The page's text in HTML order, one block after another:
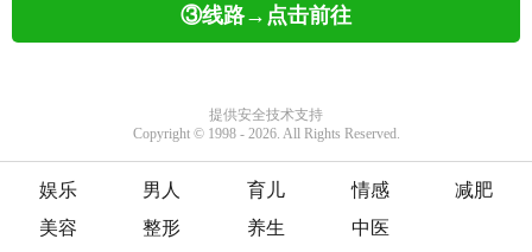
娱乐 男人 育儿 情感
减肥
美容
整形 养生 中医